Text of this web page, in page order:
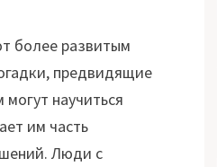
более развитым
предвидящие
научиться
им часть
Люди с